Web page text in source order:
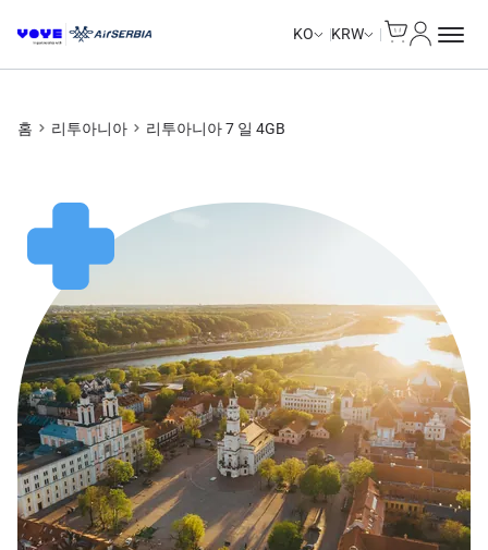
KO KRW
홈 리투아니아 리투아니아 7 일 4GB